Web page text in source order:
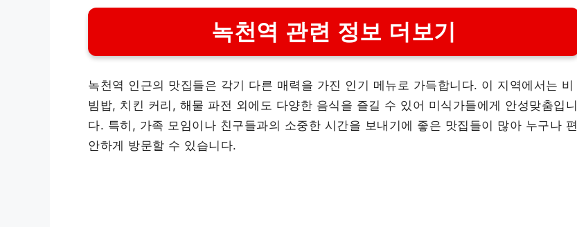
녹천역 관련 정보 더보기
녹천역 인근의 맛집들은 각기 다른 매력을 가진 인기 메뉴로 가득합니다. 이 지역에서는 비
빔밥, 치킨 커리, 해물 파전 외에도 다양한 음식을 즐길 수 있어 미식가들에게 안성맞춤입니
다. 특히, 가족 모임이나 친구들과의 소중한 시간을 보내기에 좋은 맛집들이 많아 누구나 편
안하게 방문할 수 있습니다.